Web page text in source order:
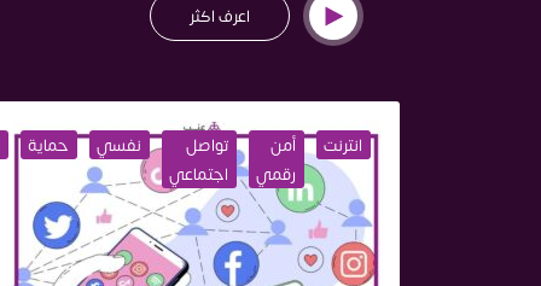
اعرف اكثر
انترنت
أمن
رقمي
تواصل
اجتماعي
نفسي حماية